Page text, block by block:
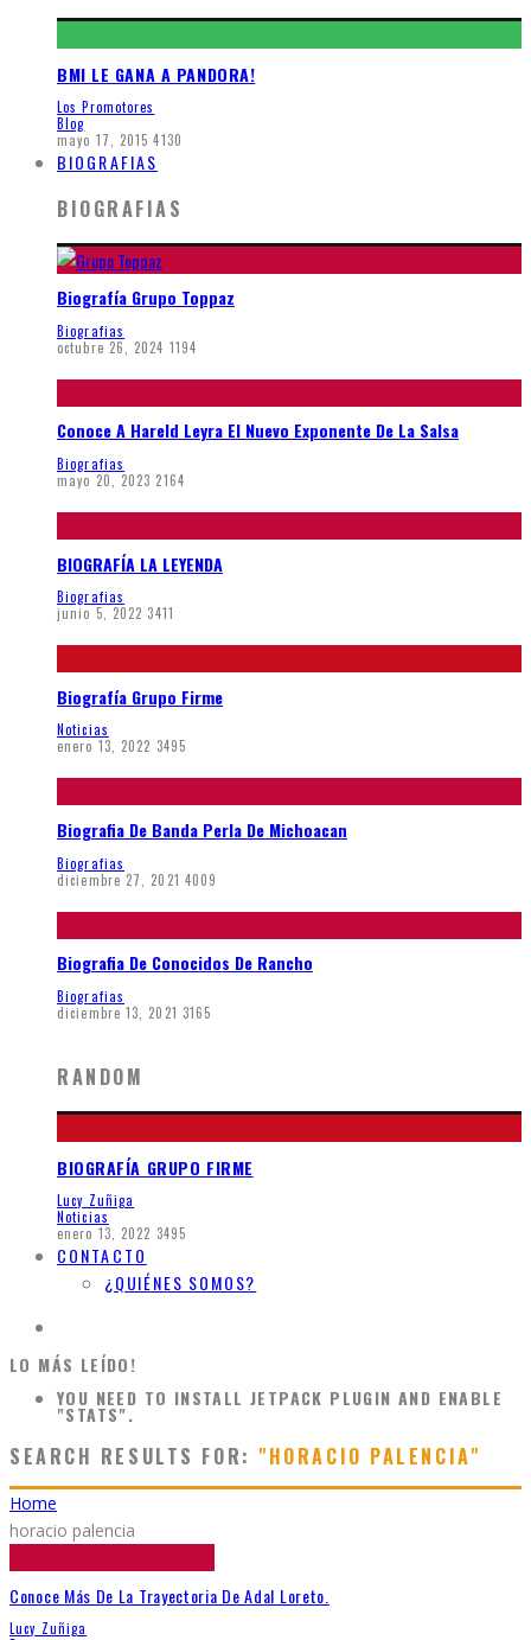
BMI LE GANA A PANDORA!
Los Promotores
Blog
mayo 17, 2015 4130
BIOGRAFIAS
BIOGRAFIAS
Biografía Grupo Toppaz
Biografias
octubre 26, 2024 1194
Conoce A Hareld Leyra El Nuevo Exponente De La Salsa
Biografias
mayo 20, 2023 2164
BIOGRAFÍA LA LEYENDA
Biografias
junio 5, 2022 3411
Biografía Grupo Firme
Noticias
enero 13, 2022 3495
Biografia De Banda Perla De Michoacan
Biografias
diciembre 27, 2021 4009
Biografia De Conocidos De Rancho
Biografias
diciembre 13, 2021 3165
RANDOM
BIOGRAFÍA GRUPO FIRME
Lucy Zuñiga
Noticias
enero 13, 2022 3495
CONTACTO
¿QUIÉNES SOMOS?
LO MÁS LEÍDO!
YOU NEED TO INSTALL JETPACK PLUGIN AND ENABLE
"STATS".
SEARCH RESULTS FOR: "HORACIO PALENCIA"
Home
horacio palencia
Conoce Más De La Trayectoria De Adal Loreto.
Lucy Zuñiga